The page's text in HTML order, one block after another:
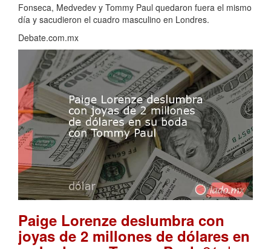
Fonseca, Medvedev y Tommy Paul quedaron fuera el mismo
día y sacudieron el cuadro masculino en Londres.
Debate.com.mx
Paige Lorenze deslumbra con
joyas de 2 millones de dólares en